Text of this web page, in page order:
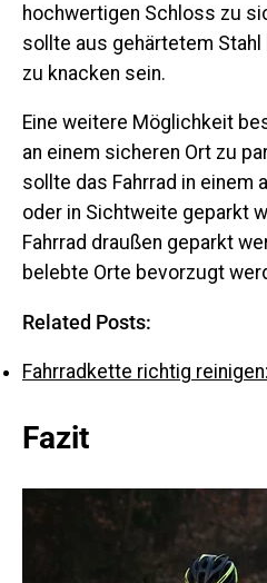
hochwertigen Schloss zu
sollte aus gehärtetem
zu knacken sein.
Eine weitere Möglichkeit
an einem sicheren Ort zu
sollte das Fahrrad in einem
oder in Sichtweite geparkt
Fahrrad draußen geparkt
belebte Orte bevorzugt
Related Posts:
Fahrradkette richtig
Fazit